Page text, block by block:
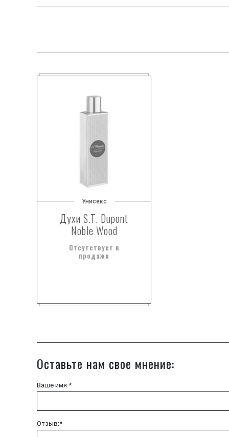
Унисекс
Духи S.T. Dupont
Noble Wood
Отсутствует в
продаже
Оставьте нам свое мнение:
Ваше имя:*
Отзыв:*